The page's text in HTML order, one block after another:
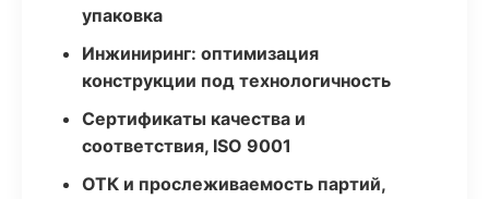
упаковка
Инжиниринг: оптимизация
конструкции под технологичность
Сертификаты качества и
соответствия, ISO 9001
ОТК и прослеживаемость партий,